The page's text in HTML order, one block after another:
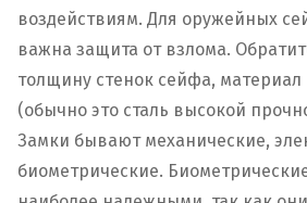
воздействиям. Для оружейных
важна защита от взлома.
толщину стенок сейфа, материал
(обычно это сталь высокой
Замки бывают механические,
биометрические.